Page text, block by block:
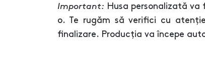
Important: Husa personalizată
o. Te rugăm să verifici cu
finalizare. Producția va începe